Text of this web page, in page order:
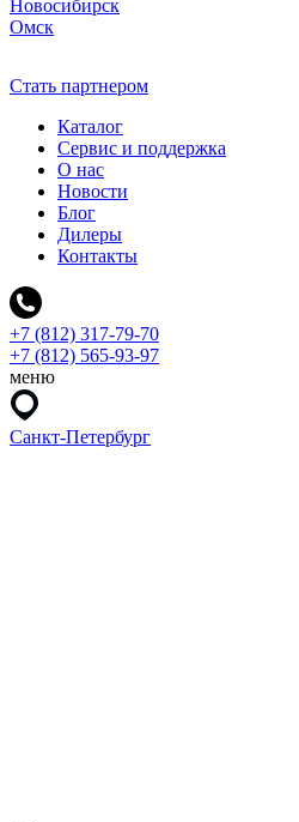
Новосибирск
Омск
Стать партнером
Каталог
Сервис и поддержка
О нас
Новости
Блог
Дилеры
Контакты
+7 (812) 317-79-70
+7 (812) 565-93-97
меню
Санкт-Петербург